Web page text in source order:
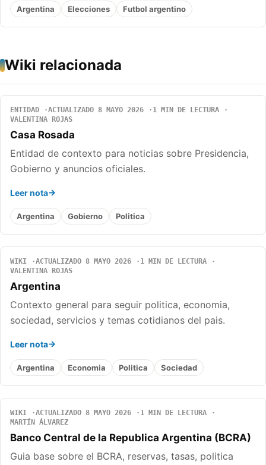
Argentina Elecciones Futbol argentino
Wiki relacionada
ENTIDAD ACTUALIZADO 8 MAYO 2026
1 MIN DE LECTURA
VALENTINA ROJAS
Casa Rosada
Entidad de contexto para noticias sobre Presidencia,
Gobierno y anuncios oficiales.
Leer nota
Argentina Gobierno Politica
WIKI ACTUALIZADO 8 MAYO 2026
1 MIN DE LECTURA
VALENTINA ROJAS
Argentina
Contexto general para seguir politica, economia,
sociedad, servicios y temas cotidianos del pais.
Leer nota
Argentina Economia Politica Sociedad
WIKI ACTUALIZADO 8 MAYO 2026
1 MIN DE LECTURA
MARTÍN ÁLVAREZ
Banco Central de la Republica Argentina (BCRA)
Guia base sobre el BCRA, reservas, tasas, politica